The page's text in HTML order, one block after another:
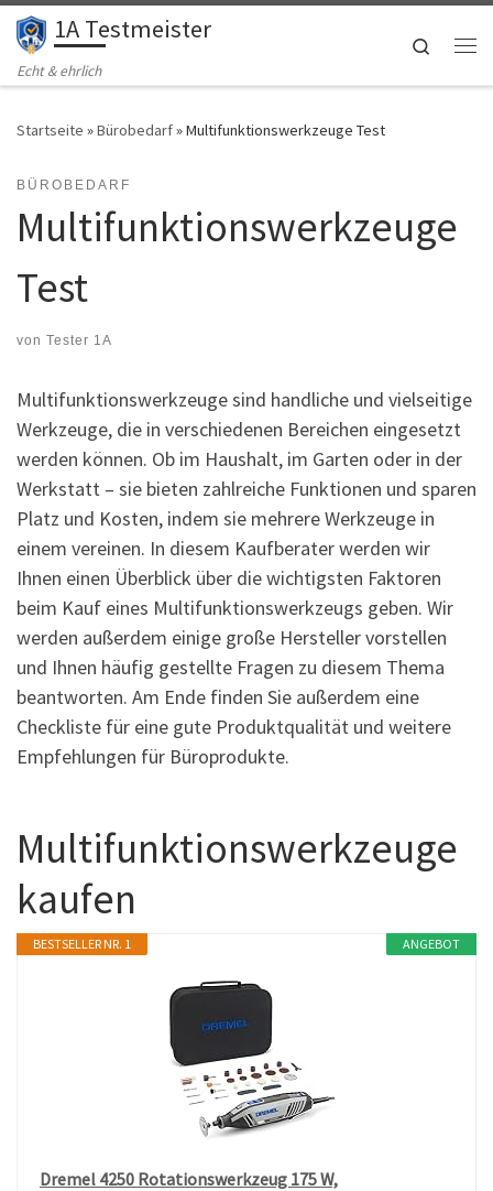
Zum Inhalt springen
1A Testmeister
Echt & ehrlich
Search
Startseite »Bürobedarf»Multifunktionswerkzeuge Test
BÜROBEDARF
Multifunktionswerkzeuge
Test
von Tester 1A
Multifunktionswerkzeuge sind handliche und vielseitige
Werkzeuge, die in verschiedenen Bereichen eingesetzt
werden können. Ob im Haushalt, im Garten oder in der
Werkstatt – sie bieten zahlreiche Funktionen und sparen
Platz und Kosten, indem sie mehrere Werkzeuge in
einem vereinen. In diesem Kaufberater werden wir
Ihnen einen Überblick über die wichtigsten Faktoren
beim Kauf eines Multifunktionswerkzeugs geben. Wir
werden außerdem einige große Hersteller vorstellen
und Ihnen häufig gestellte Fragen zu diesem Thema
beantworten. Am Ende finden Sie außerdem eine
Checkliste für eine gute Produktqualität und weitere
Empfehlungen für Büroprodukte.
Multifunktionswerkzeuge
kaufen
ANGEBOT
BESTSELLER NR. 1
Dremel 4250 Rotationswerkzeug 175 W,